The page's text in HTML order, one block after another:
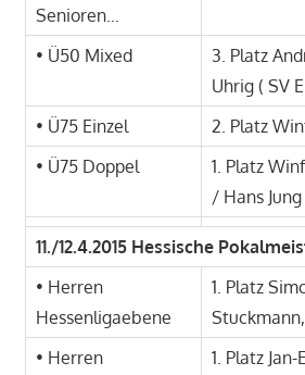
Senioren…
• Ü50 Mixed
3. Platz
Uhrig ( SV
• Ü75 Einzel
2. Platz
• Ü75 Doppel
1. Platz
/ Hans Jung
11./12.4.2015 Hessische
• Herren
Hessenligaebene
1. Platz
• Herren
1. Platz